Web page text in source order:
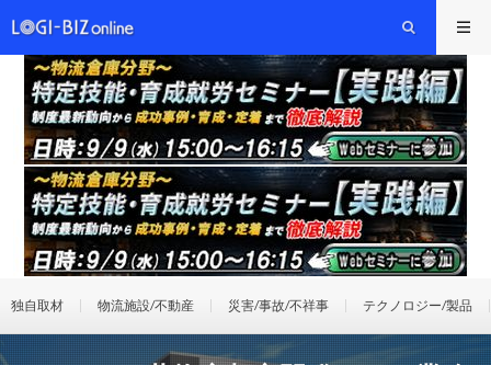
独自取材 物流施設/不動産 災害/事故/不祥事 テクノロジー/製品